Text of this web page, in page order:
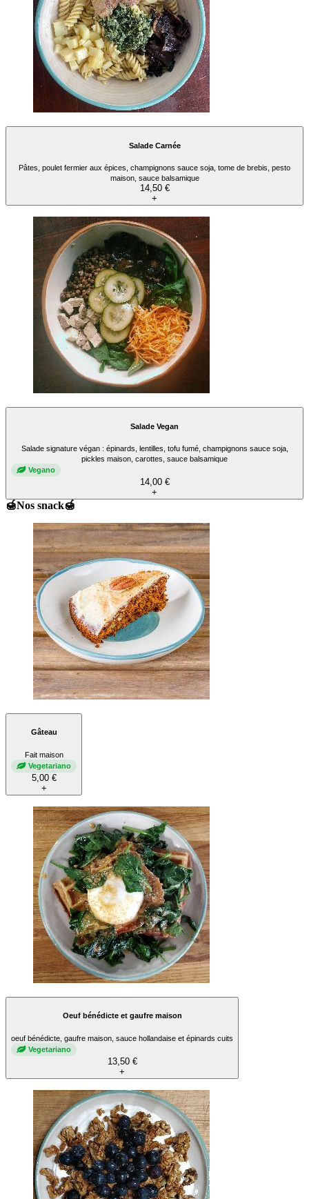
Salade Carnée
Pâtes, poulet fermier aux épices, champignons sauce soja, tome de brebis, pesto
maison, sauce balsamique
14,50 €
+
Salade Vegan
Salade signature végan : épinards, lentilles, tofu fumé, champignons sauce soja,
pickles maison, carottes, sauce balsamique
Vegano
14,00 €
+
🍯Nos snack🍯
Gâteau
Fait maison
Vegetariano
5,00 €
+
Oeuf bénédicte et gaufre maison
oeuf bénédicte, gaufre maison, sauce hollandaise et épinards cuits
Vegetariano
13,50 €
+